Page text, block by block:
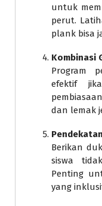
untuk
perut.
plank bisa
Kombinasi
Program
efektif
dan lemak
Berikan
siswa
Penting
yang